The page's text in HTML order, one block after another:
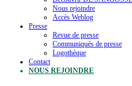
Nous rejoindre
Accès Weblog
Presse
Revue de presse
Communiqués de presse
Logothèque
Contact
NOUS REJOINDRE